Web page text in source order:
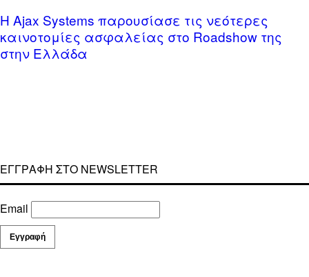
Η Ajax Systems παρουσίασε τις νεότερες
καινοτομίες ασφαλείας στο Roadshow της
στην Ελλάδα
ΕΓΓΡΑΦΗ ΣΤΟ NEWSLETTER
Email